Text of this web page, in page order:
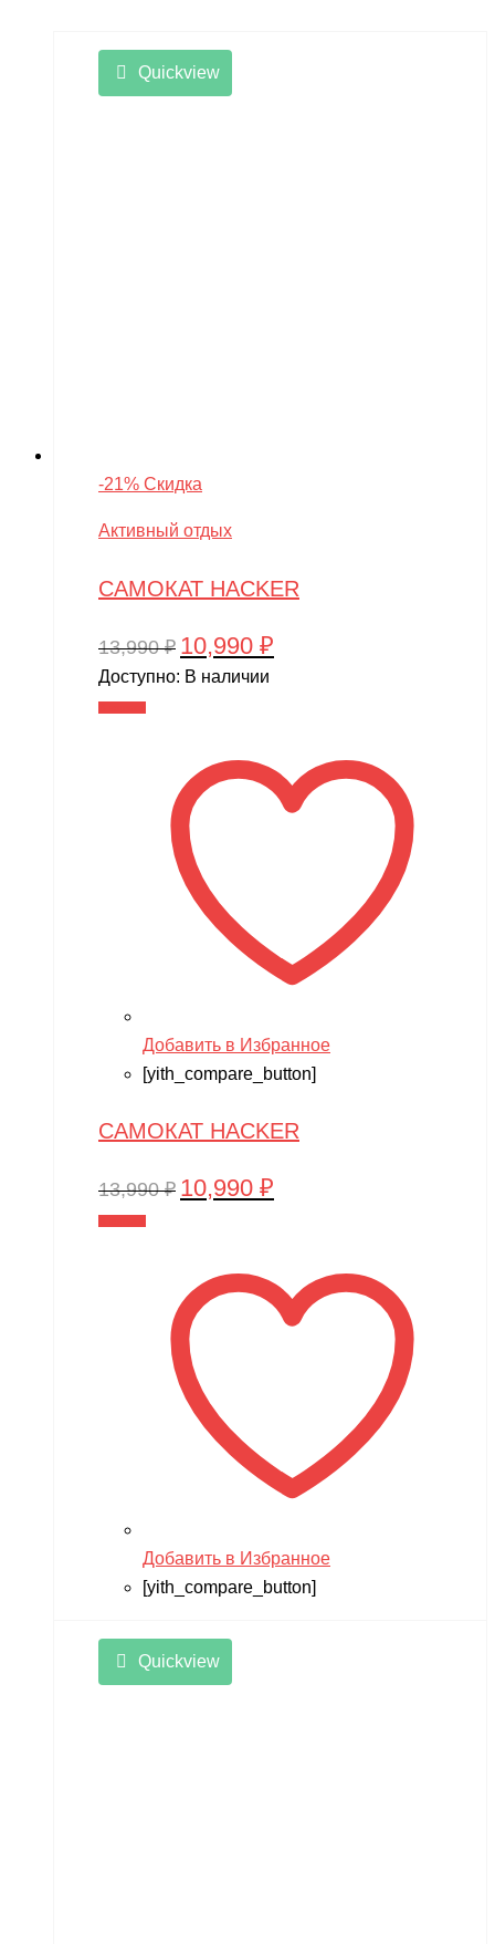
Quickview
-21% Скидка
Активный отдых
САМОКАТ HACKER
13,990₽ Первоначальная
цена
10,990 ₽
Доступно: В наличии
Добавить в Избранное
[yith_compare_button]
САМОКАТ HACKER
13,990₽ Первоначальная
13,990 ₽.
10,990 ₽
Добавить в Избранное
[yith_compare_button]
Quickview